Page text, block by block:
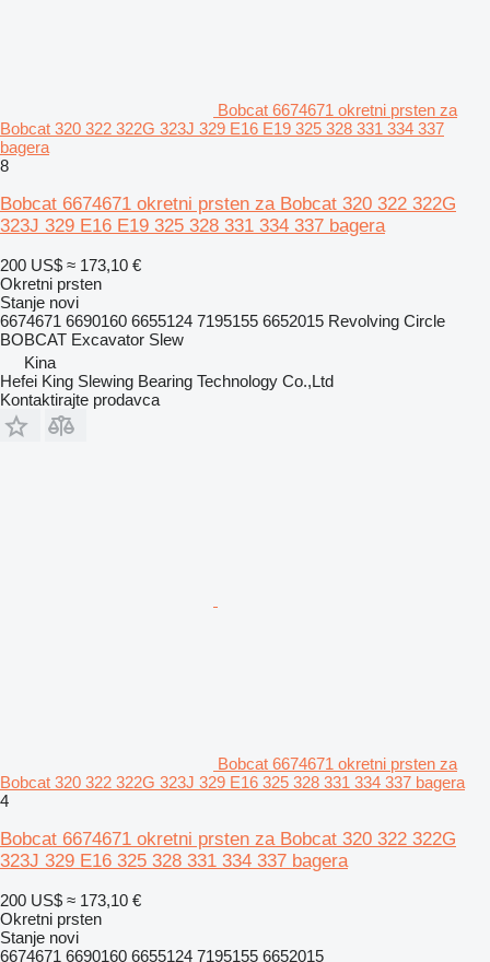
Bobcat 6674671 okretni prsten za
Bobcat 320 322 322G 323J 329 E16 E19 325 328 331 334 337
bagera
8
Bobcat 6674671 okretni prsten za Bobcat 320 322 322G
323J 329 E16 E19 325 328 331 334 337 bagera
200 US$ ≈ 173,10 €
Okretni prsten
Stanje novi
6674671 6690160 6655124 7195155 6652015 Revolving Circle
BOBCAT Excavator Slew
Kina
Hefei King Slewing Bearing Technology Co.,Ltd
Kontaktirajte prodavca
Bobcat 6674671 okretni prsten za
Bobcat 320 322 322G 323J 329 E16 325 328 331 334 337 bagera
4
Bobcat 6674671 okretni prsten za Bobcat 320 322 322G
323J 329 E16 325 328 331 334 337 bagera
200 US$ ≈ 173,10 €
Okretni prsten
Stanje novi
6674671 6690160 6655124 7195155 6652015